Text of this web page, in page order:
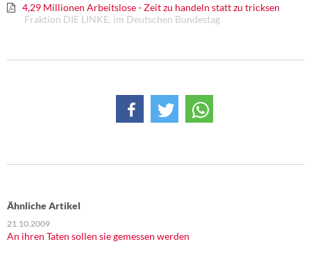
4,29 Millionen Arbeitslose - Zeit zu handeln statt zu tricksen
Fraktion DIE LINKE. im Deutschen Bundestag
Ähnliche Artikel
21.10.2009
An ihren Taten sollen sie gemessen werden